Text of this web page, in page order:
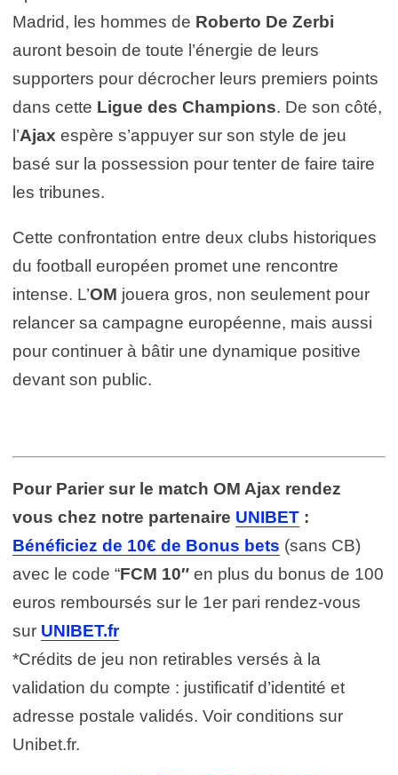
Madrid, les hommes de Roberto De Zerbi
auront besoin de toute l’énergie de leurs
supporters pour décrocher leurs premiers points
dans cette Ligue des Champions. De son côté,
l’Ajax espère s’appuyer sur son style de jeu
basé sur la possession pour tenter de faire taire
les tribunes.
Cette confrontation entre deux clubs historiques
du football européen promet une rencontre
intense. L’OM jouera gros, non seulement pour
relancer sa campagne européenne, mais aussi
pour continuer à bâtir une dynamique positive
devant son public.
Pour Parier sur le match OM Ajax rendez
vous chez notre partenaire UNIBET :
Bénéficiez de 10€ de Bonus bets (sans CB)
avec le code “FCM 10″ en plus du bonus de 100
euros remboursés sur le 1er pari rendez-vous
sur UNIBET.fr
*Crédits de jeu non retirables versés à la
validation du compte : justificatif d’identité et
adresse postale validés. Voir conditions sur
Unibet.fr.